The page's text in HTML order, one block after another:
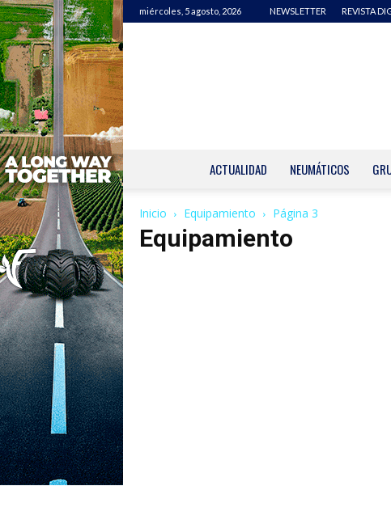
miércoles, 5 agosto, 2026 NEWSLETTER REVISTA
ACTUALIDAD NEUMÁTICOS
Inicio Equipamiento Página 3
Equipamiento